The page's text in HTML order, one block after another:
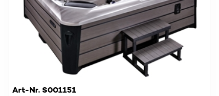
Art-Nr. S001151